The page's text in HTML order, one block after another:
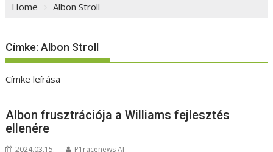
Home Albon Stroll
Címke:Albon Stroll
Címke leírása
Albon frusztrációja a Williams fejlesztés
ellenére
2024.03.15. P1racenews AI